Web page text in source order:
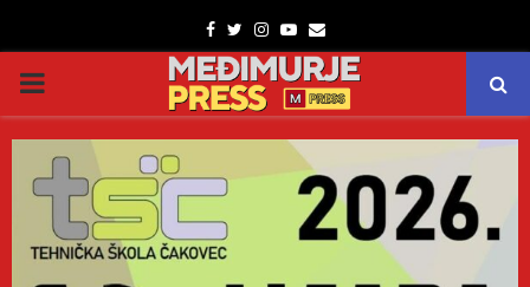
Facebook
TwitterInstagram
Youtube
Email
PRIMARY
MENU